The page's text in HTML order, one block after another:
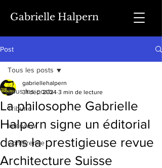
Gabrielle Halpern
Post
Tous les posts
Tribune
Interview
Conférence
Tous les posts
La philosophe Gabrielle
Halpern signe un éditorial
dans la prestigieuse revue
Architecture Suisse
gabriellehalpern
31 déc. 2024 3 min de lecture